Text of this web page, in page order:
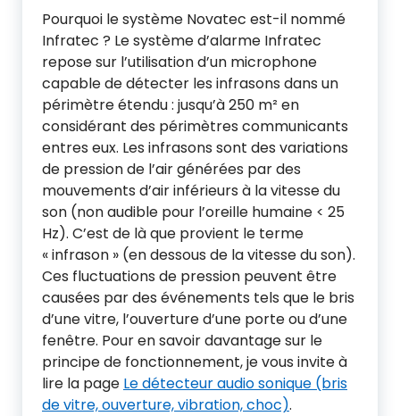
Pourquoi le système Novatec est-il nommé
Infratec ? Le système d’alarme Infratec
repose sur l’utilisation d’un microphone
capable de détecter les infrasons dans un
périmètre étendu : jusqu’à 250 m² en
considérant des périmètres communicants
entres eux. Les infrasons sont des variations
de pression de l’air générées par des
mouvements d’air inférieurs à la vitesse du
son (non audible pour l’oreille humaine < 25
Hz). C’est de là que provient le terme
« infrason » (en dessous de la vitesse du son).
Ces fluctuations de pression peuvent être
causées par des événements tels que le bris
d’une vitre, l’ouverture d’une porte ou d’une
fenêtre. Pour en savoir davantage sur le
principe de fonctionnement, je vous invite à
lire la page Le détecteur audio sonique (bris
de vitre, ouverture, vibration, choc).